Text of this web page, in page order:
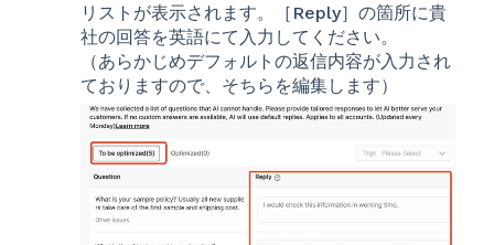
リストが表示されます。［Reply］の箇所に貴
社の回答を英語にて入力してください。
（あらかじめデフォルトの返信内容が入力され
ておりますので、そちらを編集します）